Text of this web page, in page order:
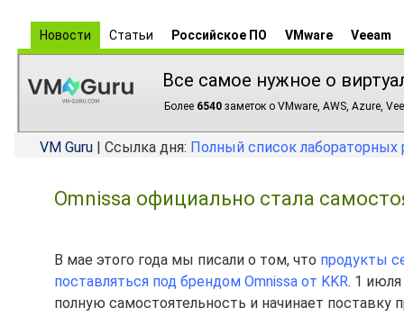
Новости Статьи Российское ПО VMware Veeam
Все самое нужное о
Более 6540 заметок о VMware, AWS, Azure,
VM Guru | Ссылка дня: Полный список лабораторных
Omnissa официально стала
В мае этого года мы писали о том, что продукты
поставляться под брендом Omnissa от KKR. 1 июля
полную самостоятельность и начинает поставку